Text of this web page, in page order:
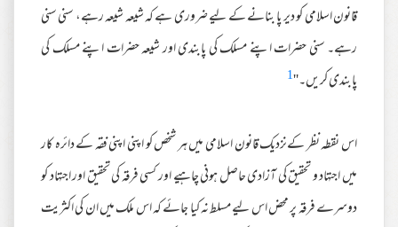
قانون اسلامی کو دیر پا بنانے کے لیے ضروری ہے کہ شیعہ شیعہ رہے، سنی سنی
رہے۔ سنی حضرات اپنے مسلک کی پابندی اور شیعہ حضرات اپنے مسلک کی
پابندی کریں۔''1
اس نقطہ نظر کےنزدیک قانون اسلامی میں ہر شخص کو اپنی اپنی فقہ کے دائرہ کار
میں اجتہاد و تحقیق کی آزادی حاصل ہونی چاہیے اور کسی فرقہ کی تحقیق اور اجتہاد کو
دوسرے فرقہ پر محض اس لیے مسلط نہ کیا جائے کہ اس ملک میں ان کی اکثریت